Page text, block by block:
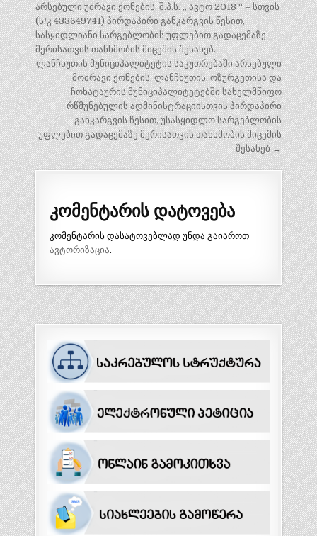
ნავიგაცია
არსებული უძრავი ქონების, შ.პ.ს. „ ავტო 2018 “ – სთვის
(ს/კ 433649741) პირდაპირი განკარგვის წესით,
სასყიდლიანი სარგებლობის უფლებით გადაცემაზე
მერისათვის თანხმობის მიცემის შესახებ.
ლანჩხუთის მუნიციპალიტეტის საკუთრებაში არსებული
მოძრავი ქონების, ლანჩხუთის, ოზურგეთისა და
ჩოხატაურის მუნიციპალიტეტებში სახელმწიფო
რწმუნებულის ადმინისტრაციისთვის პირდაპირი
განკარგვის წესით, უსასყიდლო სარგებლობის
უფლებით გადაცემაზე მერისათვის თანხმობის მიცემის
შესახებ →
კომენტარის დატოვება
კომენტარის დასატოვებლად უნდა გაიაროთ
ავტორიზაცია.